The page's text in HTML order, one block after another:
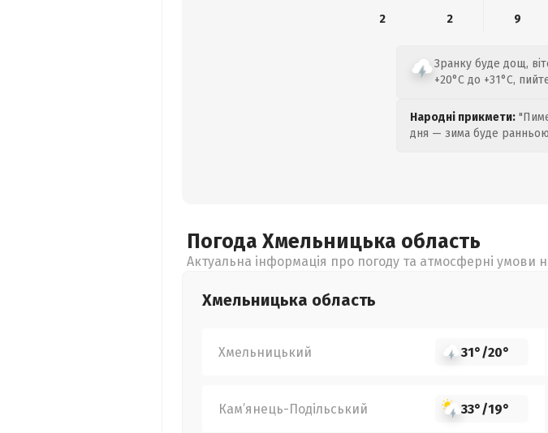
2
2 9
Зранку буде дощ,
+20°C до +31°C,
Народні прикмети:
дня — зима буде
Погода Хмельницька область
Актуальна інформація про погоду та атмосферні умови
Хмельницька область
Хмельницький 31°/20°
Кам’янець-Подільський 33°/19°